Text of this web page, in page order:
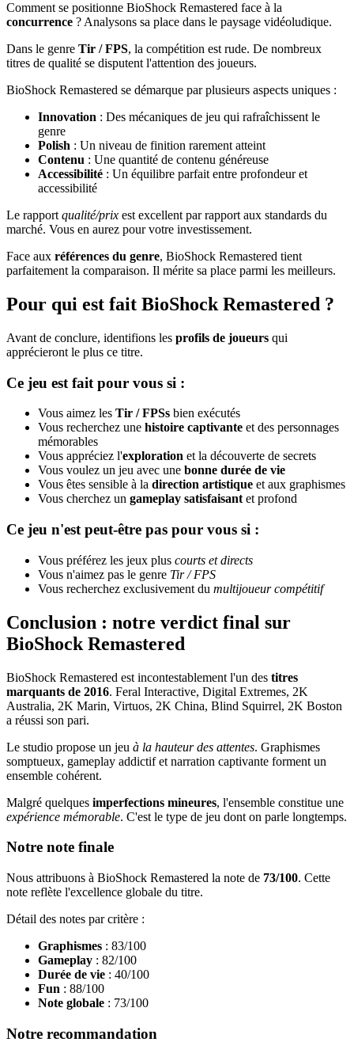
Comment se positionne BioShock Remastered face à la
concurrence ? Analysons sa place dans le paysage vidéoludique.
Dans le genre Tir / FPS, la compétition est rude. De nombreux
titres de qualité se disputent l'attention des joueurs.
BioShock Remastered se démarque par plusieurs aspects uniques :
Innovation : Des mécaniques de jeu qui rafraîchissent le
genre
Polish : Un niveau de finition rarement atteint
Contenu : Une quantité de contenu généreuse
Accessibilité : Un équilibre parfait entre profondeur et
accessibilité
Le rapport qualité/prix est excellent par rapport aux standards du
marché. Vous en aurez pour votre investissement.
Face aux références du genre, BioShock Remastered tient
parfaitement la comparaison. Il mérite sa place parmi les meilleurs.
Pour qui est fait BioShock Remastered ?
Avant de conclure, identifions les profils de joueurs qui
apprécieront le plus ce titre.
Ce jeu est fait pour vous si :
Vous aimez les Tir / FPSs bien exécutés
Vous recherchez une histoire captivante et des personnages
mémorables
Vous appréciez l'exploration et la découverte de secrets
Vous voulez un jeu avec une bonne durée de vie
Vous êtes sensible à la direction artistique et aux graphismes
Vous cherchez un gameplay satisfaisant et profond
Ce jeu n'est peut-être pas pour vous si :
Vous préférez les jeux plus courts et directs
Vous n'aimez pas le genre Tir / FPS
Vous recherchez exclusivement du multijoueur compétitif
Conclusion : notre verdict final sur
BioShock Remastered
BioShock Remastered est incontestablement l'un des titres
marquants de 2016. Feral Interactive, Digital Extremes, 2K
Australia, 2K Marin, Virtuos, 2K China, Blind Squirrel, 2K Boston
a réussi son pari.
Le studio propose un jeu à la hauteur des attentes. Graphismes
somptueux, gameplay addictif et narration captivante forment un
ensemble cohérent.
Malgré quelques imperfections mineures, l'ensemble constitue une
expérience mémorable. C'est le type de jeu dont on parle longtemps.
Notre note finale
Nous attribuons à BioShock Remastered la note de 73/100. Cette
note reflète l'excellence globale du titre.
Détail des notes par critère :
Graphismes : 83/100
Gameplay : 82/100
Durée de vie : 40/100
Fun : 88/100
Note globale : 73/100
Notre recommandation